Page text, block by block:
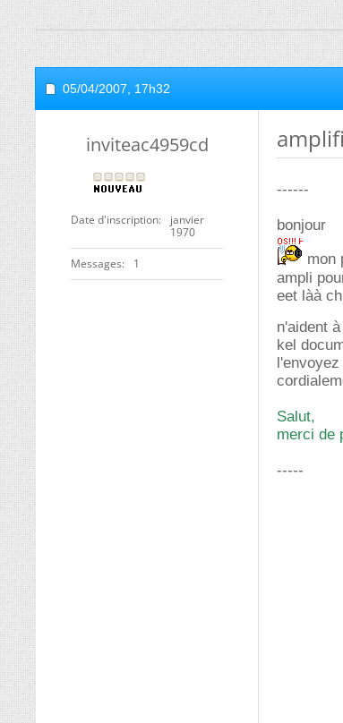
05/04/2007, 17h32
inviteac4959cd
Date d'inscription
janvier
1970
Messages 1
------
bonjour
mon
ampli
eet làà
n'aident
kel
Salut,
merci de
-----